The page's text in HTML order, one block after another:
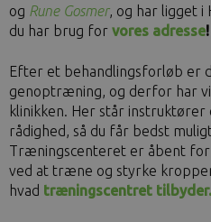
og Rune Gosmer, og har ligget i
du har brug for vores adresse!
Efter et behandlingsforløb er
genoptræning, og derfor har
klinikken. Her står
rådighed, så du får bedst
Træningscenteret er åbent
ved at træne og styrke
hvad træningscentret tilbyder.